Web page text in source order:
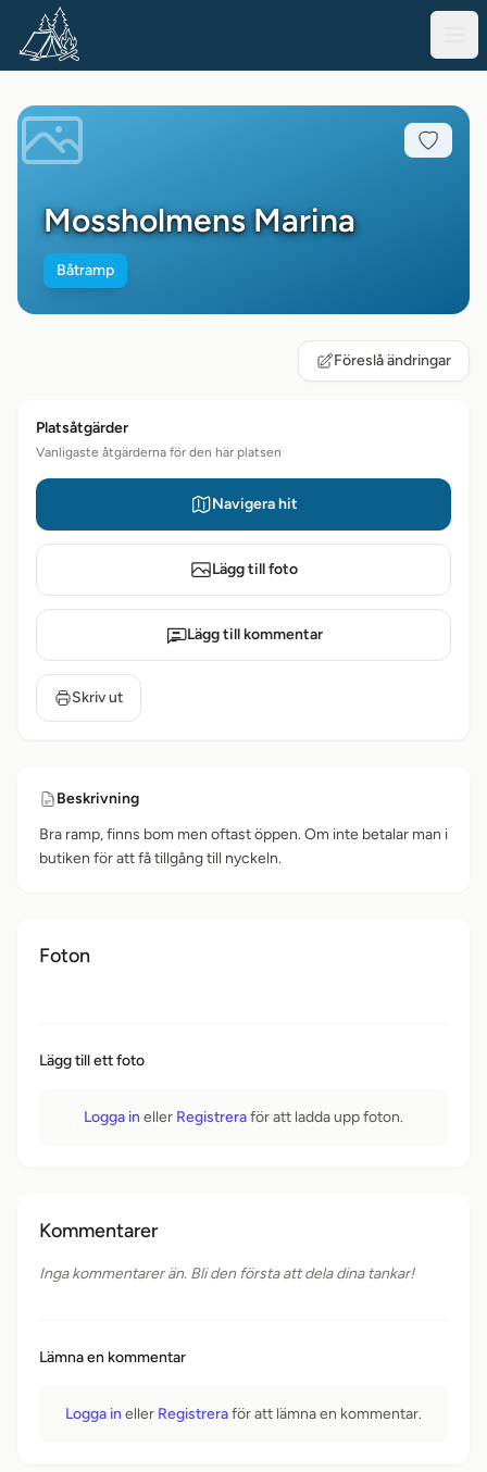
Mossholmens Marina
Båtramp
Föreslå ändringar
Platsåtgärder
Vanligaste åtgärderna för den här platsen
Navigera hit
Lägg till foto
Lägg till kommentar
Skriv ut
Beskrivning
Bra ramp, finns bom men oftast öppen. Om inte betalar man i
butiken för att få tillgång till nyckeln.
Foton
Lägg till ett foto
Logga in eller Registreraför att ladda upp foton.
Kommentarer
Inga kommentarer än. Bli den första att dela dina tankar!
Lämna en kommentar
Logga in eller Registreraför att lämna en kommentar.